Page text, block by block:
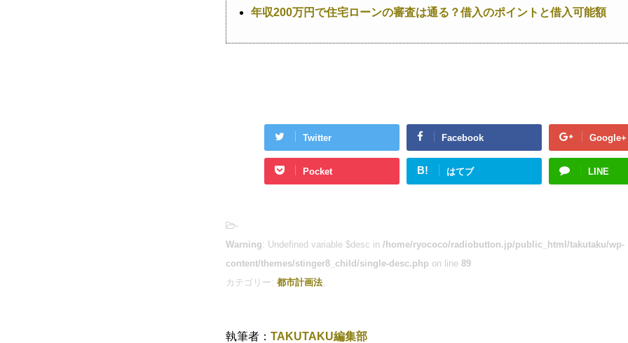
年収200万円で住宅ローンの審査は通る？借入のポイントと借入可能額
Twitter Facebook Google+
Pocket B! はてブ LINE
-
Warning: Undefined variable $desc in /home/ryococo/radiobutton.jp/public_html/takutaku/wp-
content/themes/stinger8_child/single-desc.php on line 89
カテゴリー: 都市計画法。
執筆者： TAKUTAKU編集部